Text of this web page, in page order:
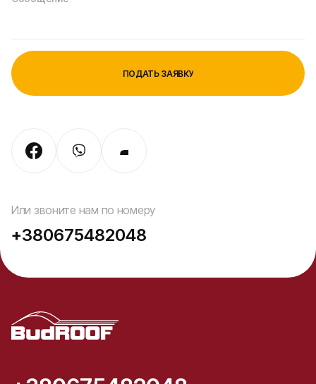
Или звоните нам по номеру
+380675482048